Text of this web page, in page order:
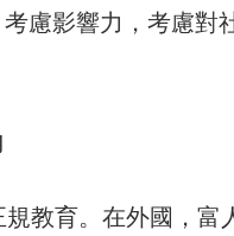
慮影響力，考慮對
教育。在外國，富